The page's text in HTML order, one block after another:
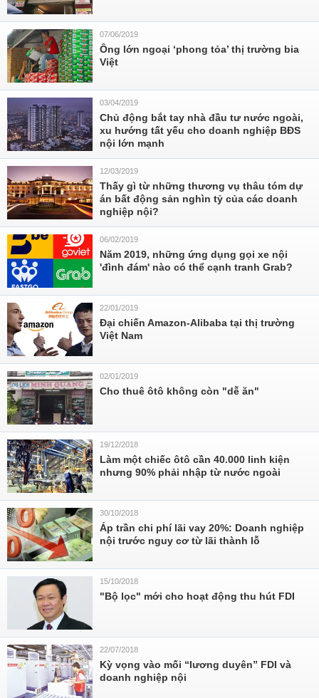
07/06/2019
Ông lớn ngoại ‘phong tỏa’ thị trường bia
Việt
03/04/2019
Chủ động bắt tay nhà đầu tư nước ngoài,
xu hướng tất yếu cho doanh nghiệp BĐS
nội lớn mạnh
12/03/2019
Thấy gì từ những thương vụ thâu tóm dự
án bất động sản nghìn tỷ của các doanh
nghiệp nội?
06/02/2019
Năm 2019, những ứng dụng gọi xe nội
'đình đám' nào có thể cạnh tranh Grab?
22/01/2019
Đại chiến Amazon-Alibaba tại thị trường
Việt Nam
02/01/2019
Cho thuê ôtô không còn "dễ ăn"
19/12/2018
Làm một chiếc ôtô cần 40.000 linh kiện
nhưng 90% phải nhập từ nước ngoài
30/10/2018
Áp trần chi phí lãi vay 20%: Doanh nghiệp
nội trước nguy cơ từ lãi thành lỗ
15/10/2018
"Bộ lọc" mới cho hoạt động thu hút FDI
22/07/2018
Kỳ vọng vào mối “lương duyên” FDI và
doanh nghiệp nội